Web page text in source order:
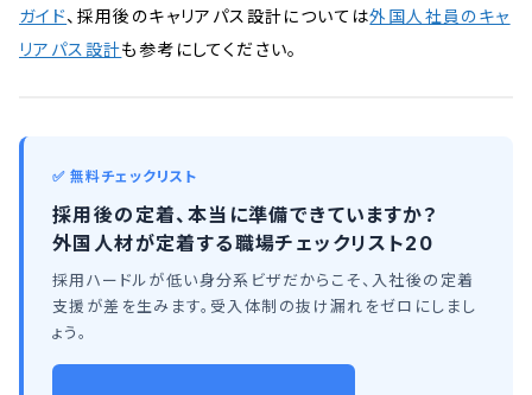
ガイド、採用後のキャリアパス設計については外国人社員のキャ
リアパス設計も参考にしてください。
✅ 無料チェックリスト
採用後の定着、本当に準備できていますか？
外国人材が定着する職場チェックリスト20
採用ハードルが低い身分系ビザだからこそ、入社後の定着
支援が差を生みます。受入体制の抜け漏れをゼロにしまし
ょう。